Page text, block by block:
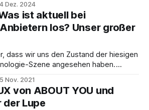
waren. Mir jedenfalls hat dieser kleine
und Tech-Vergangenheit sehr
ich hatte tatsächlich viele Aha-
Dez. 2024
ist aktuell bei
los? Unser großer
dass wir uns den Zustand der hiesigen
Szene angesehen haben.
hier aufgeschrieben, die ganze
der Ton-Spur. Vorab noch ein
orientieren uns bei unserem
Nov. 2021
von ABOUT YOU und
der Lupe